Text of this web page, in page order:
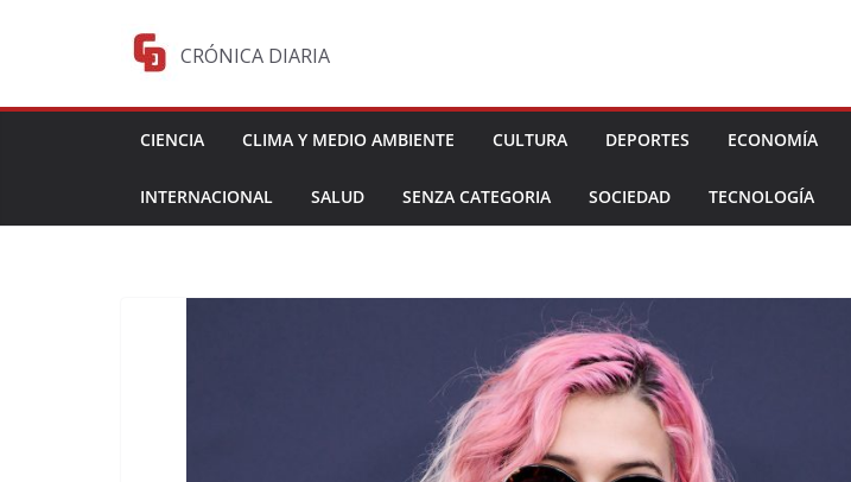
CRÓNICA DIARIA
CIENCIA CLIMA Y MEDIO AMBIENTE CULTURA DEPORTES ECONOMÍA
INTERNACIONAL SALUD SENZA CATEGORIA SOCIEDAD TECNOLOGÍA